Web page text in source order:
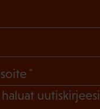
uutiskirjeesi